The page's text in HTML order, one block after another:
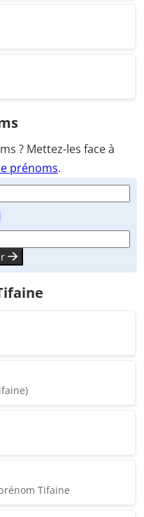
? Mettez-les face à
prénoms.
Tifaine